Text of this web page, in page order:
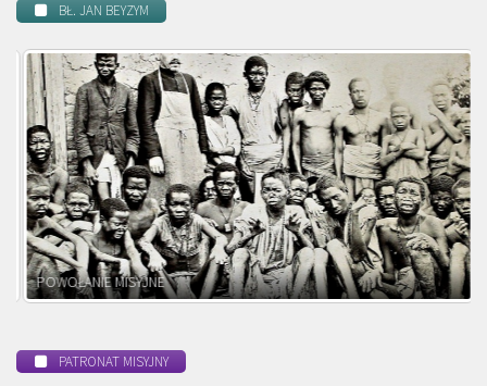
BŁ. JAN BEYZYM
BEATYFIKACJA
PATRONAT MISYJNY